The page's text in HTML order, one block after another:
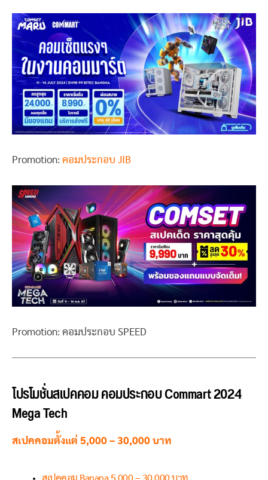
Promotion: คอมประกอบ JIB
Promotion: คอมประกอบ SPEED
โปรโมชั่นสเปคคอม คอมประกอบ Commart 2024
Mega Tech
สเปคคอมตั้งแต่ 5,000 – 30,000 บาท
สเปคคอม Banana 5,000 – 30,000 บาท